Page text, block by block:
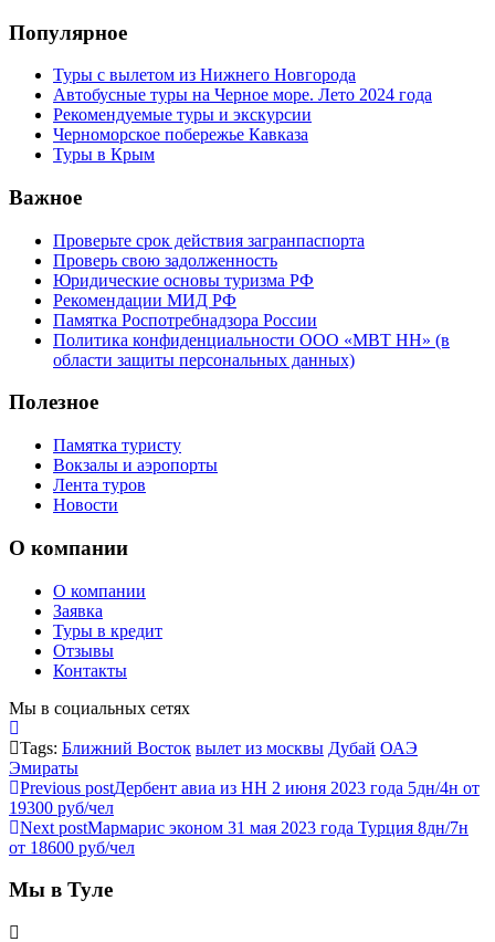
Популярное
Туры с вылетом из Нижнего Новгорода
Автобусные туры на Черное море. Лето 2024 года
Рекомендуемые туры и экскурсии
Черноморское побережье Кавказа
Туры в Крым
Важное
Проверьте срок действия загранпаспорта
Проверь свою задолженность
Юридические основы туризма РФ
Рекомендации МИД РФ
Памятка Роспотребнадзора России
Политика конфиденциальности ООО «МВТ НН» (в
области защиты персональных данных)
Полезное
Памятка туристу
Вокзалы и аэропорты
Лента туров
Новости
О компании
О компании
Заявка
Туры в кредит
Отзывы
Контакты
Мы в социальных сетях
Tags: Ближний Восток вылет из москвы Дубай ОАЭ
Эмираты
Previous postДербент авиа из НН 2 июня 2023 года 5дн/4н от
19300 руб/чел
Next postМармарис эконом 31 мая 2023 года Турция 8дн/7н
от 18600 руб/чел
Мы в Туле